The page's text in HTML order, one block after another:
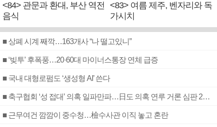
<84> 관문과 환대, 부산 역전
음식
<83> 여름 제주, 벤자리와 독
가시치
■ 상폐 시계 째깍…163개사 “나 떨고있니”
■ ‘빚투’ 후폭풍…20·60대 마이너스통장 연체 급증
■ 국내 대형로펌도 ‘생성형 AI’ 쓴다
■ 축구협회 ‘성 접대’ 의혹 일파만파…日도 의혹 연루 거론 심판 2명 조사
■ 근무여건 깜깜이 중수청…檢수사관 이직 놓고 혼란